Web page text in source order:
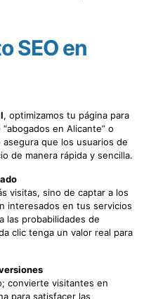
SEO en
, optimizamos tu página para
en Alicante” o
asegura que los usuarios de
de manera rápida y sencilla.
visitas, sino de captar a los
interesados en tus servicios
las probabilidades de
clic tenga un valor real para
convierte visitantes en
para satisfacer las